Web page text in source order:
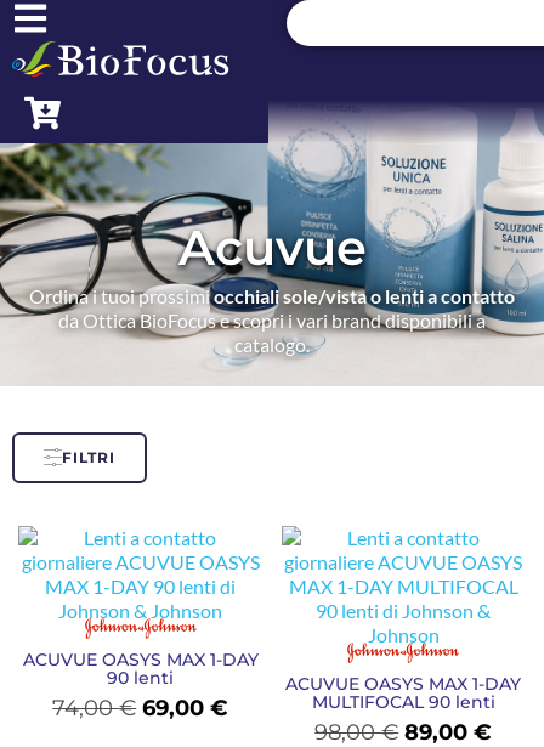
Acuvue
Ordina i tuoi prossimiocchiali sole/vista o lenti a contatto
da Ottica BioFocus e scopri i vari brand disponibili a
catalogo.
FILTRI
ACUVUE OASYS MAX 1-DAY
90 lenti
74,00€ 69,00€
ACUVUE OASYS MAX 1-DAY
MULTIFOCAL 90 lenti
98,00€ 89,00€